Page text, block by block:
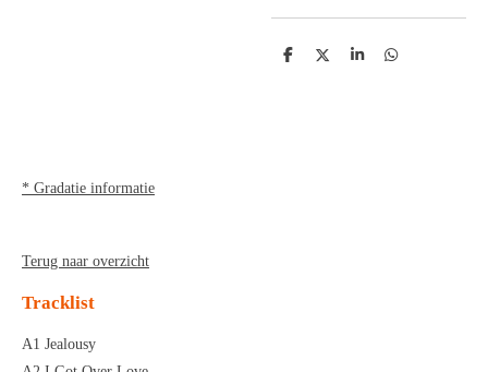
D
D
S
D
* Gradatie informatie
Terug naar overzicht
Tracklist
A1 Jealousy